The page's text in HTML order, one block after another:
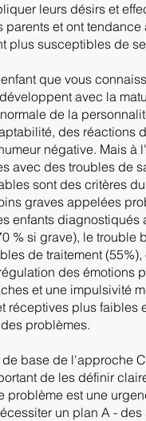
leurs désirs et
parents et ont
plus susceptibles de
que vous
avec la
de la
des réactions
négative. Mais
avec des troubles de
sont des critères
graves appelées
enfants diagnostiqués
% si grave), le trouble
de traitement
des émotions
et une impulsivité
réceptives plus faibles
problèmes.
base de l'approche
de les définir
problème est une
un plan A -